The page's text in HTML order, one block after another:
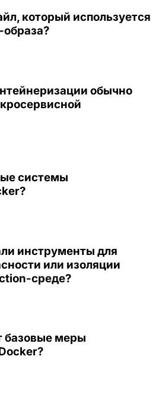
который используется
обычно
системы
инструменты для
или изоляции
среде?
базовые меры